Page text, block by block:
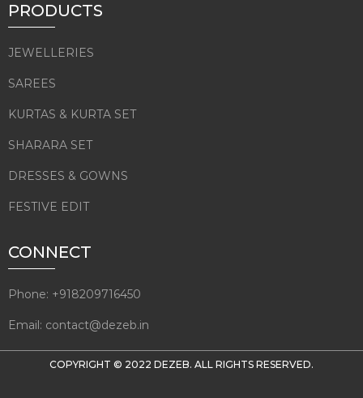
PRODUCTS
JEWELLERIES
SAREES
KURTAS & KURTA SET
SHARARA SET
DRESSES & GOWNS
FESTIVE EDIT
CONNECT
Phone: +918209716450
Email: contact@dezeb.in
COPYRIGHT © 2022 DEZEB. ALL RIGHTS RESERVED.